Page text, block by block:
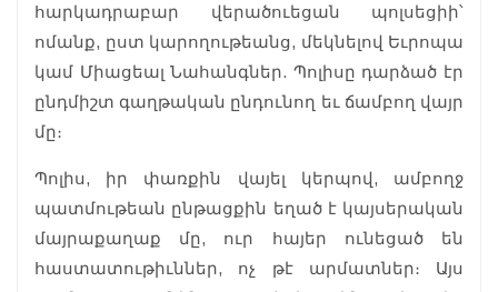
հարկադրաբար վերածուեցան պոլսեցիի՝
ոմանք, ըստ կարողութեանց, մեկնելով Եւրոպա
կամ Միացեալ Նահանգներ. Պոլիսը դարձած էր
ընդմիշտ գաղթական ընդունող եւ ճամբող վայր
մը։
Պոլիս, իր փառքին վայել կերպով, ամբողջ
պատմութեան ընթացքին եղած է կայսերական
մայրաքաղաք մը, ուր հայեր ունեցած են
հաստատութիւններ, ոչ թէ արմատներ։ Այս